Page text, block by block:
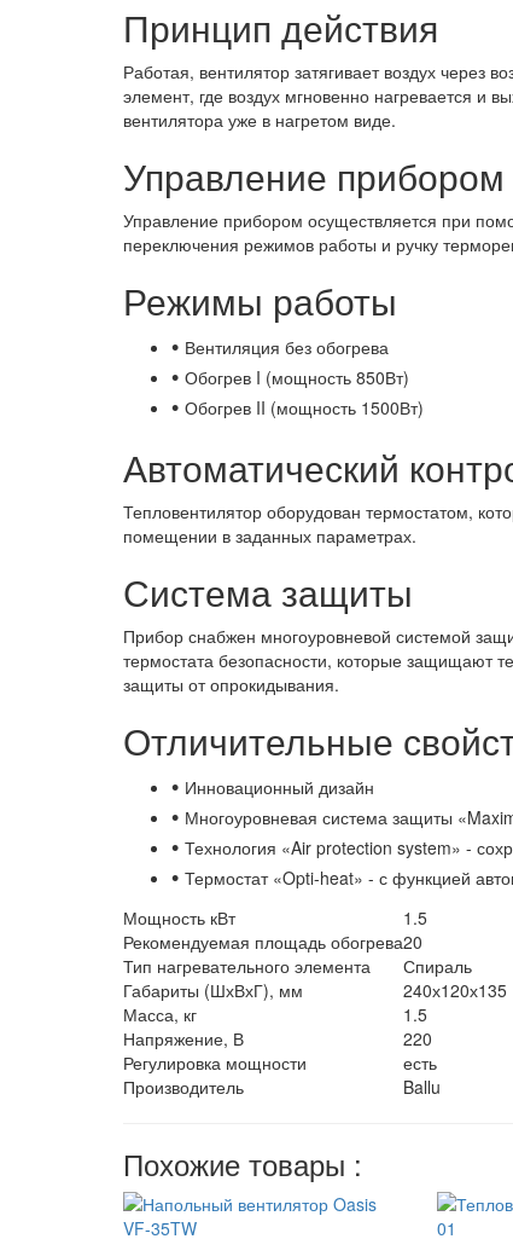
Принцип действия
Работая, вентилятор затягивает воздух через
элемент, где воздух мгновенно нагревается и
вентилятора уже в нагретом виде.
Управление прибором
Управление прибором осуществляется при
переключения режимов работы и ручку
Режимы работы
• Вентиляция без обогрева
• Обогрев I (мощность 850Вт)
• Обогрев II (мощность 1500Вт)
Автоматический
Тепловентилятор оборудован термостатом,
помещении в заданных параметрах.
Система защиты
Прибор снабжен многоуровневой системой
термостата безопасности, которые защищают
защиты от опрокидывания.
Отличительные
• Инновационный дизайн
• Многоуровневая система защиты
• Технология «Air protection system» -
• Термостат «Opti-heat» - с функцией
Мощность кВт
1.5
Рекомендуемая площадь обогрева20
Тип нагревательного элемента
Спираль
Габариты (ШхВхГ), мм
240х120х135
Масса, кг
1.5
Напряжение, В
220
Регулировка мощности
есть
Производитель
Ballu
Похожие товары :